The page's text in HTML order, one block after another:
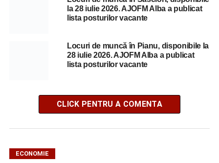
la 28 iulie 2026. AJOFM Alba a publicat
lista posturilor vacante
Locuri de muncă în Pianu, disponibile la
28 iulie 2026. AJOFM Alba a publicat
lista posturilor vacante
CLICK PENTRU A COMENTA
ECONOMIE